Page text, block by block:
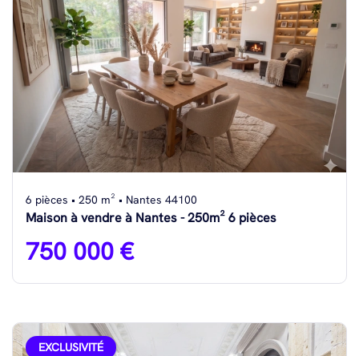
6 pièces • 250 m² • Nantes 44100
Maison à vendre à Nantes - 250m² 6 pièces
750 000 €
EXCLUSIVITÉ